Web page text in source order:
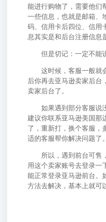
能进行购物了，需要他们
一些信息，也就是邮箱、
码、信用卡后四位、信用
息其实是和后台注册信息
但是切记：一定不能说
这时候，客服一般就
后你再去亚马逊卖家后台
卖家后台了。
如果遇到部分客服说
建议你联系亚马逊美国那
了，重新打，换个客服，
适的客服帮你解决问题了。
所以，遇到前台可售
用这个卖家账号去登录一
能正常登录亚马逊前台。
方法去解决，基本上就可